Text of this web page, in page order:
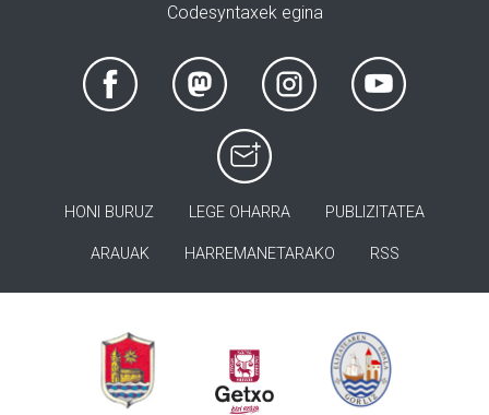
Codesyntaxek egina
HONI BURUZ LEGE OHARRA PUBLIZITATEA
ARAUAK HARREMANETARAKO RSS